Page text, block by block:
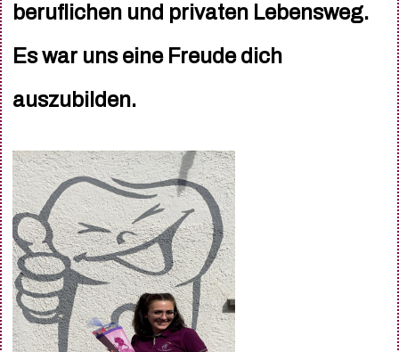
beruflichen und privaten Lebensweg.
Es war uns eine Freude dich
auszubilden.